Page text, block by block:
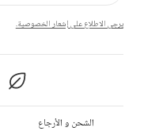
يرجى الاطلاع على إشعار الخصوصية.
الشحن و الأرجاع